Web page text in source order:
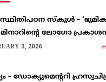
സ്കൂൾ –
ലോഗോ
3, 2026
– ഡോക്യുമെന്ററി